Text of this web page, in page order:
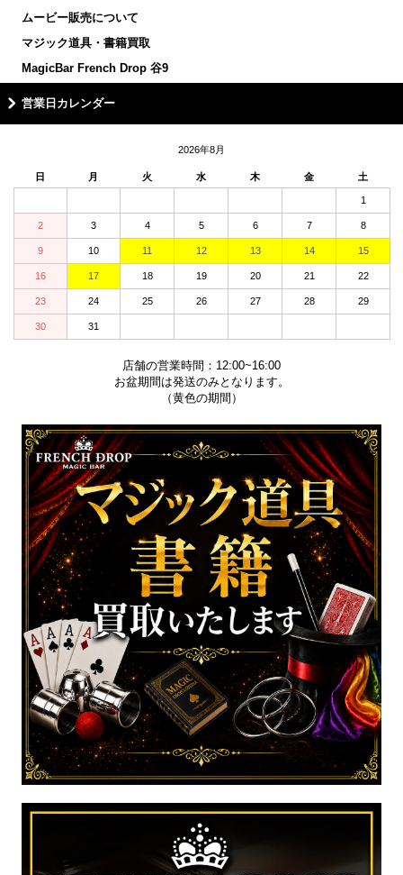
ムービー販売について
マジック道具・書籍買取
MagicBar French Drop 谷9
営業日カレンダー
2026年8月
日 月 火 水 木 金 土
1
2 3 4 5 6 7 8
9 10 11 12 13 14 15
16 17 18 19 20 21 22
23 24 25 26 27 28 29
30 31
店舗の営業時間：12:00~16:00
お盆期間は発送のみとなります。
（黄色の期間）